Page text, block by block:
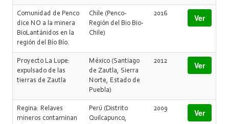
Comunidad de Penco
dice NO a la minera
BioLantánidos en la
región del Bío Bío.
Chile (Penco-
Región del Bio Bio-
Chile)
2016 Ver
Proyecto La Lupe:
expulsado de las
tierras de Zautla
México (Santiago
de Zautla, Sierra
Norte, Estado de
Puebla)
2012 Ver
Regina: Relaves
mineros contaminan
Perú (Distrito
Quilcapunco,
2009 Ver